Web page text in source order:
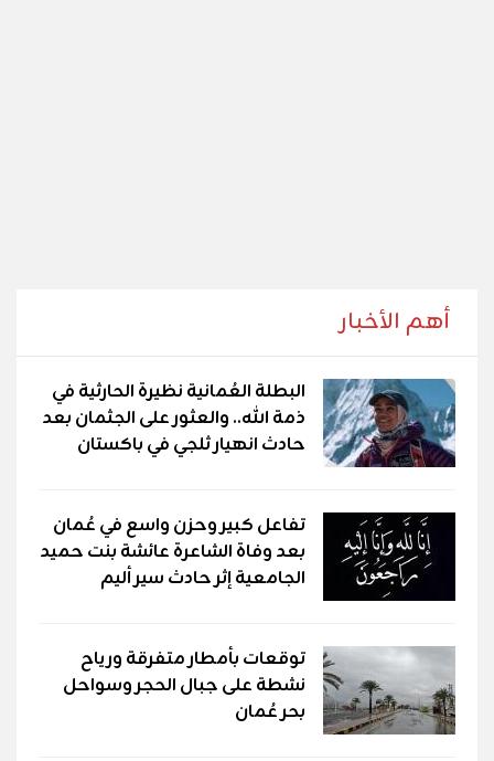
أهم الأخبار
البطلة العُمانية نظيرة الحارثية في
ذمة الله.. والعثور على الجثمان بعد
حادث انهيار ثلجي في باكستان
تفاعل كبير وحزن واسع في عُمان
بعد وفاة الشاعرة عائشة بنت حميد
الجامعية إثر حادث سير أليم
توقعات بأمطار متفرقة ورياح
نشطة على جبال الحجر وسواحل
بحر عُمان